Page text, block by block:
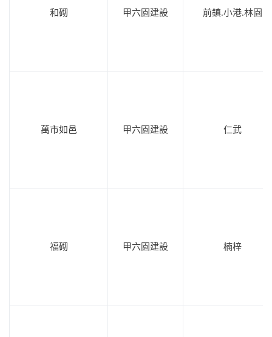
和砌 甲六園建設 前鎮.小港.林園
萬市如邑 甲六園建設 仁武
福砌 甲六園建設 楠梓